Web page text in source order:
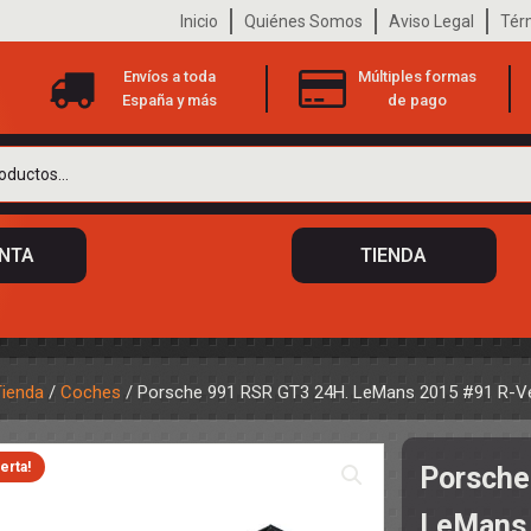
Inicio Quiénes Somos Aviso Legal
Envíos a toda
España y más
Múltiples formas
de pago
TIENDA
/ Coches / Porsche 991 RSR GT3 24H. LeMans 2015 #91 R-